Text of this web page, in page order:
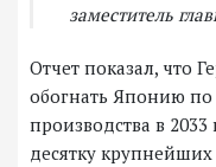
заместитель
Отчет показал, что
обогнать Японию
производства в
десятку